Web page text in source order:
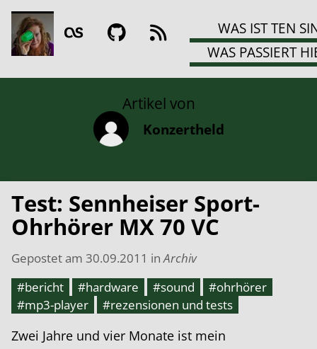
WAS IST TEN
WAS PASSIERT
Artikel von
Konzertheld
Test: Sennheiser Sport-
Ohrhörer MX 70 VC
Gepostet am 30.09.2011 inArchiv
#bericht
#hardware #sound
#ohrhörer
#mp3-player
#rezensionen und tests
Zwei Jahre und vier Monate ist mein